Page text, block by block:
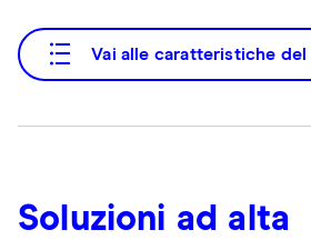
Vai alle caratteristiche
Soluzioni ad alta